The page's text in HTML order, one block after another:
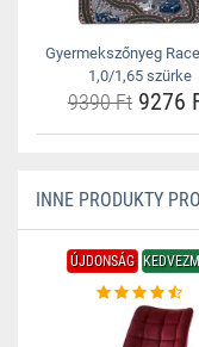
Gyermekszőnyeg
1,0/1,65 szürke
9390 Ft 9276
INNE PRODUKTY
ÚJDONSÁG